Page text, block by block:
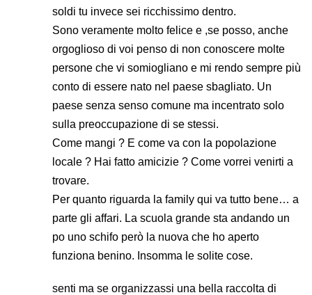
soldi tu invece sei ricchissimo dentro.
Sono veramente molto felice e ,se posso, anche
orgoglioso di voi penso di non conoscere molte
persone che vi somiogliano e mi rendo sempre più
conto di essere nato nel paese sbagliato. Un
paese senza senso comune ma incentrato solo
sulla preoccupazione di se stessi.
Come mangi ? E come va con la popolazione
locale ? Hai fatto amicizie ? Come vorrei venirti a
trovare.
Per quanto riguarda la family qui va tutto bene… a
parte gli affari. La scuola grande sta andando un
po uno schifo però la nuova che ho aperto
funziona benino. Insomma le solite cose.
senti ma se organizzassi una bella raccolta di